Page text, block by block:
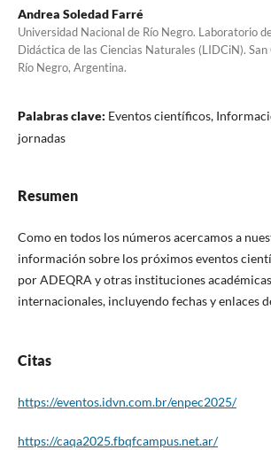
Andrea Soledad Farré
Universidad Nacional de Río Negro. Laboratorio
Didáctica de las Ciencias Naturales (LIDCiN). San
Río Negro, Argentina.
Palabras clave: Eventos científicos,
jornadas
Resumen
Como en todos los números acercamos a
información sobre los próximos eventos
por ADEQRA y otras instituciones
internacionales, incluyendo fechas y enlaces
Citas
https://eventos.idvn.com.br/enpec2025/
https://caqa2025.fbqfcampus.net.ar/